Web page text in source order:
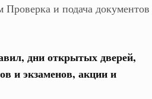
Проверка и подача документов
дни открытых дверей,
и экзаменов, акции и